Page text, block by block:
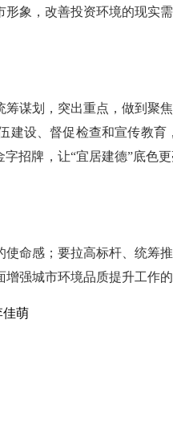
象，改善投资环境的现
谋划，突出重点，做到
设、督促检查和宣传教
招牌，让“宜居建德”底
命感；要拉高标杆、统
强城市环境品质提升工作的
佳萌